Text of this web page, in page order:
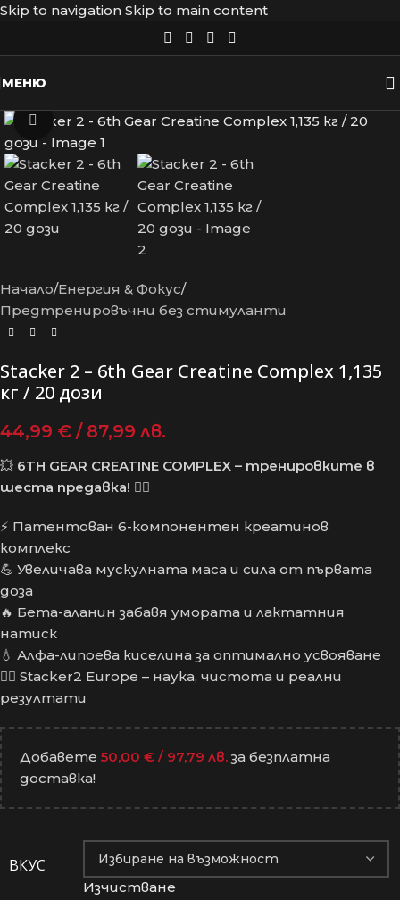
Skip to navigation Skip to main content
МЕНЮ
Увеличение
Начало/Енергия & Фокус/
Предтренировъчни без стимуланти
Stacker 2 – 6th Gear Creatine Complex 1,135
кг / 20 дози
44,99 € / 87,99 лв.
💥 6TH GEAR CREATINE COMPLEX – тренировките в
шеста предавка! 🏋️‍♂️
⚡ Патентован 6-компонентен креатинов
комплекс
💪 Увеличава мускулната маса и сила от първата
доза
🔥 Бета-аланин забавя умората и лактатния
натиск
💧 Алфа-липоева киселина за оптимално усвояване
🏋️‍♂️ Stackеr2 Europe – наука, чистота и реални
резултати
Добавете 50,00 € / 97,79 лв. за безплатна
доставка!
ВКУС
Изчистване